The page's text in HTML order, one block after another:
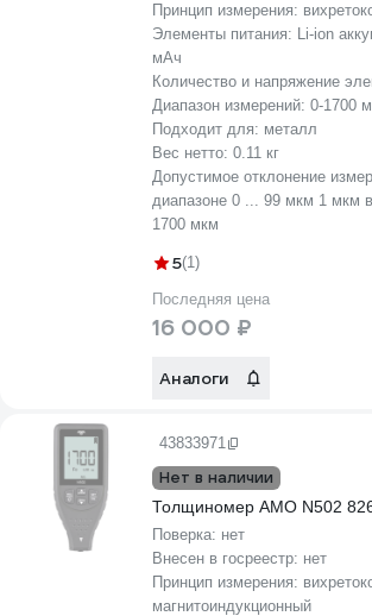
Принцип измерения:
Элементы питания: Li-ion
мАч
Количество и напряжение
Диапазон измерений: 0-1700
Подходит для: металл
Вес нетто: 0.11 кг
Допустимое отклонение
диапазоне 0 ... 99 мкм 1 мкм
1700 мкм
5(1)
Последняя цена
16 000 ₽
Аналоги
43833971
Нет в наличии
Толщиномер AMO N502
Поверка: нет
Внесен в госреестр: нет
Принцип измерения:
магнитоиндукционный